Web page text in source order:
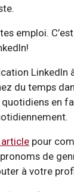
emploi.
LinkedIn
du temps
en
pour
de
à votre